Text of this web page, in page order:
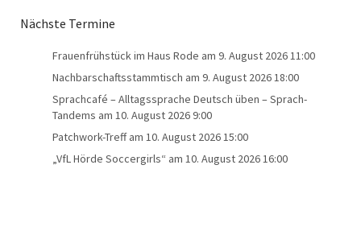
Nächste Termine
Frauenfrühstück im Haus Rode am 9. August 2026 11:00
Nachbarschaftsstammtisch am 9. August 2026 18:00
Sprachcafé – Alltagssprache Deutsch üben – Sprach-
Tandems am 10. August 2026 9:00
Patchwork-Treffam 10. August 2026 15:00
„VfL Hörde Soccergirls“ am 10. August 2026 16:00